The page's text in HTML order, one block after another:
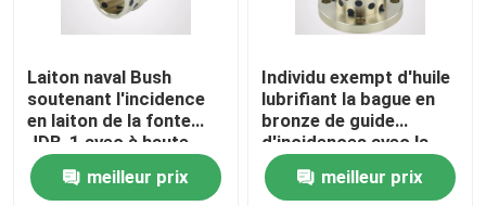
individu lubrifiant des paliers manchon
Buissons bimétalliques d'incidence
Laiton naval Bush
soutenant l'incidence
en laiton de la fonte
JDB-1 avec à haute
résistance
meilleur prix
Individu exempt d'huile
lubrifiant la bague en
bronze de guide
d'incidences avec la
surface polie
meilleur prix